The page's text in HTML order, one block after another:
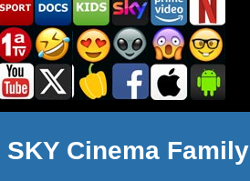
SKY Cinema Family